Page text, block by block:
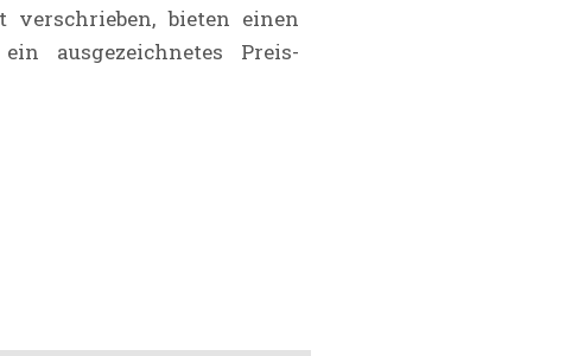
verschrieben, bieten einen
ausgezeichnetes Preis-